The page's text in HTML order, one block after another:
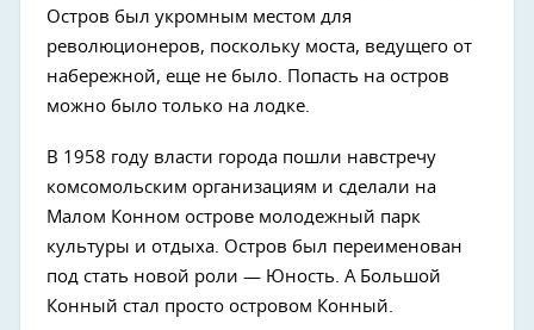
Остров был укромным местом для
революционеров, поскольку моста, ведущего от
набережной, еще не было. Попасть на остров
можно было только на лодке.
В 1958 году власти города пошли навстречу
комсомольским организациям и сделали на
Малом Конном острове молодежный парк
культуры и отдыха. Остров был переименован
под стать новой роли — Юность. А Большой
Конный стал просто островом Конный.